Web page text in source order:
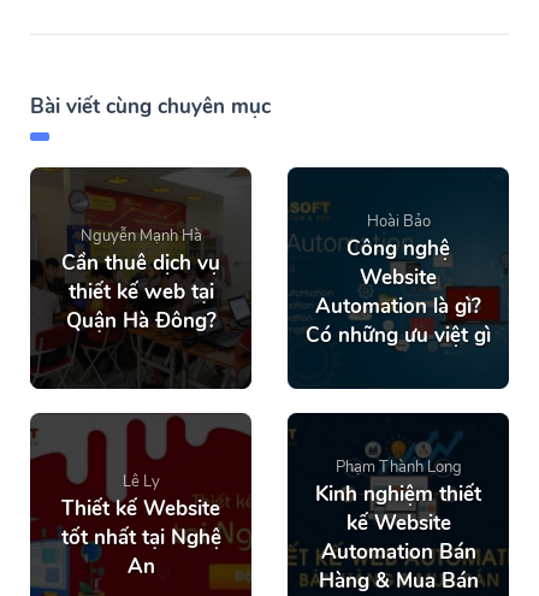
Bài viết cùng chuyên mục
Nguyễn Mạnh Hà
Cần thuê dịch vụ
thiết kế web tại
Quận Hà Đông?
Hoài Bảo
Công nghệ
Website
Automation là gì?
Có những ưu việt gì
Lê Ly
Thiết kế Website
tốt nhất tại Nghệ
An
Phạm Thành Long
Kinh nghiệm thiết
kế Website
Automation Bán
Hàng & Mua Bán